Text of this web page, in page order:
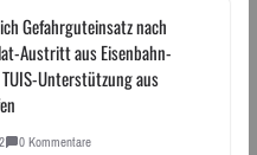
Gefahrguteinsatz nach
Austritt aus Eisenbahn-
Unterstützung aus
0 Kommentare